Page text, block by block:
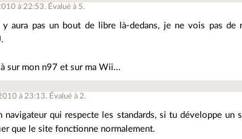
à 22:53. Évalué à 5.
y aura pas un bout de libre là-dedans, je ne vois pas de
sur mon n97 et sur ma Wii...
à 23:13. Évalué à 2.
navigateur qui respecte les standards, si tu développe un
que le site fonctionne normalement.